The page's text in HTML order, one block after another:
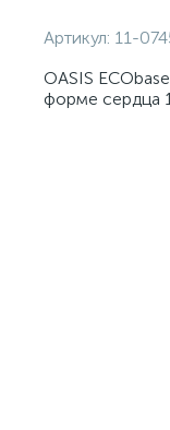
Артикул: 11-
OASIS
форме сердца